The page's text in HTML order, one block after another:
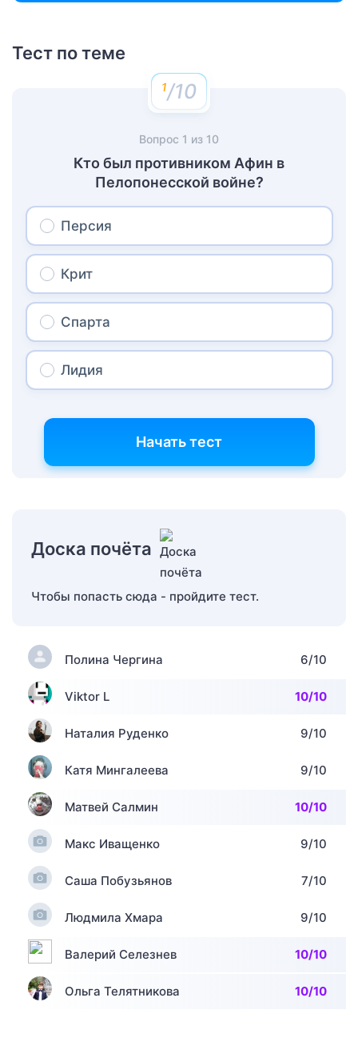
Тест по теме
/10
Вопрос 1 из 10
Кто был противником Афин в
Пелопонесской войне?
Персия
Крит
Спарта
Лидия
Начать тест
Доска почёта
Чтобы попасть сюда - пройдите тест.
Полина Чергина 6/10
Viktor L 10/10
Наталия Руденко 9/10
Катя Мингалеева 9/10
Матвей Салмин 10/10
Макс Иващенко 9/10
Саша Побузьянов 7/10
Людмила Хмара 9/10
Валерий Селезнев 10/10
Ольга Телятникова 10/10